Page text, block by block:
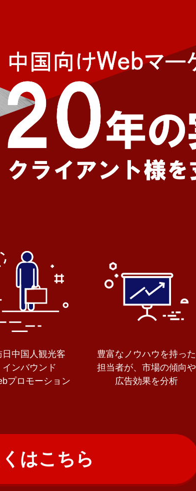
日中国人観光客
インバウンド
プロモーション
豊富なノウハウを持った
担当者が、市場の傾向や
広告効果を分析
はこちら